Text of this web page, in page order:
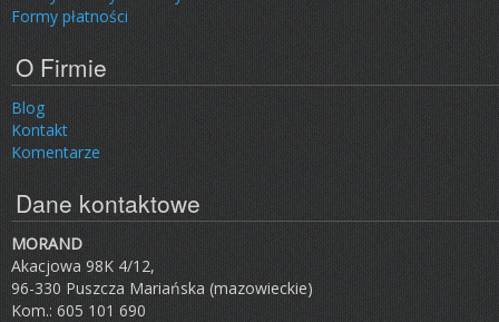
Formy płatności
O Firmie
Blog
Kontakt
Komentarze
Dane kontaktowe
MORAND
Akacjowa 98K 4/12,
96-330 Puszcza Mariańska (mazowieckie)
Kom.: 605 101 690